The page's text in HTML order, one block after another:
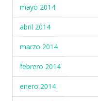
mayo 2014
abril 2014
marzo 2014
febrero 2014
enero 2014